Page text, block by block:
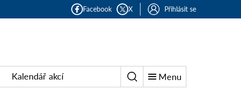
Facebook X Přihlásit se
Kalendář akcí Menu